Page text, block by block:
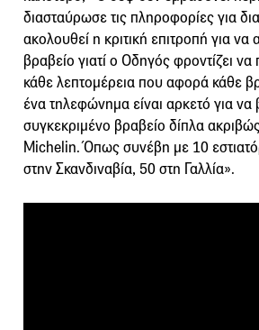
διασταύρωσε τις πληροφορίες για
ακολουθεί η κριτική επιτροπή για να
βραβείο γιατί ο Οδηγός φροντίζει να
κάθε λεπτομέρεια που αφορά κάθε
ένα τηλεφώνημα είναι αρκετό για να
συγκεκριμένο βραβείο δίπλα
Michelin. Όπως συνέβη με 10
στην Σκανδιναβία, 50 στη Γαλλία».